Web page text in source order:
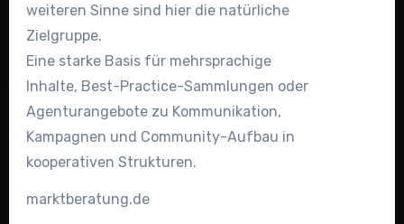
weiteren Sinne sind hier die natürliche
Zielgruppe.
Eine starke Basis für mehrsprachige
Inhalte, Best-Practice-Sammlungen oder
Agenturangebote zu Kommunikation,
Kampagnen und Community-Aufbau in
kooperativen Strukturen.
marktberatung.de